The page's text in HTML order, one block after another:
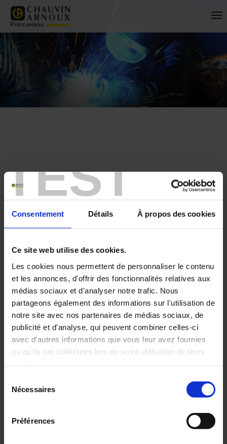
TEST
Consentement Détails À propos des cookies
Ce site web utilise des cookies.
Les cookies nous permettent de personnaliser le contenu
et les annonces, d'offrir des fonctionnalités relatives aux
médias sociaux et d'analyser notre trafic. Nous
partageons également des informations sur l'utilisation de
notre site avec nos partenaires de médias sociaux, de
publicité et d'analyse, qui peuvent combiner celles-ci
avec d'autres informations que vous leur avez fournies
ou qu'ils ont collectées lors de votre utilisation de leurs
Pour en savoir plus, veuillez consulter notre
politique de
Nécessaires
Préférences
Presse International
FRANCE
INTERNATIONAL
13 Jan 2023
La mesure de hautes températures